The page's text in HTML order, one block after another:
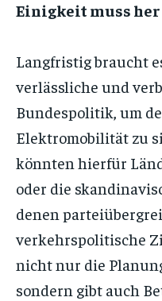
Einigkeit muss her
Langfristig braucht
verlässliche und
Bundespolitik, um
Elektromobilität zu
könnten hierfür
oder die
denen
verkehrspolitische
nicht nur die
sondern gibt auch